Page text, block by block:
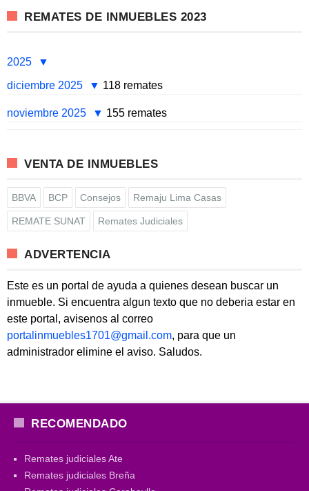
REMATES DE INMUEBLES 2023
2025
diciembre 2025
118 remates
noviembre 2025 155 remates
VENTA DE INMUEBLES
BBVA BCP Consejos Remaju Lima Casas
REMATE SUNAT Remates Judiciales
ADVERTENCIA
Este es un portal de ayuda a quienes desean buscar un
inmueble. Si encuentra algun texto que no deberia estar en
este portal, avisenos al correo
portalinmuebles1701@gmail.com, para que un
administrador elimine el aviso. Saludos.
RECOMENDADO
Remates judiciales Ate
Remates judiciales Breña